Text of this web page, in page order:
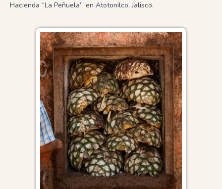
Hacienda “La Peñuela”, en Atotonilco, Jalisco.